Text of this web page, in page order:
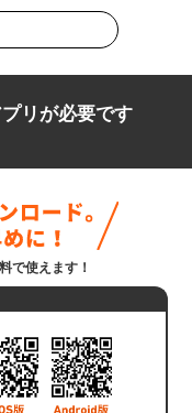
リが必要です
で使えます！